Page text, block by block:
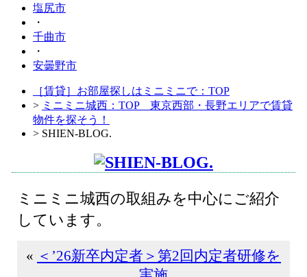
塩尻市
・
千曲市
・
安曇野市
［賃貸］お部屋探しはミニミニで：TOP
> ミニミニ城西：TOP 東京西部・長野エリアで賃貸
物件を探そう！
> SHIEN-BLOG.
ミニミニ城西の取組みを中心にご紹介
しています。
« ＜’26新卒内定者＞第2回内定者研修を